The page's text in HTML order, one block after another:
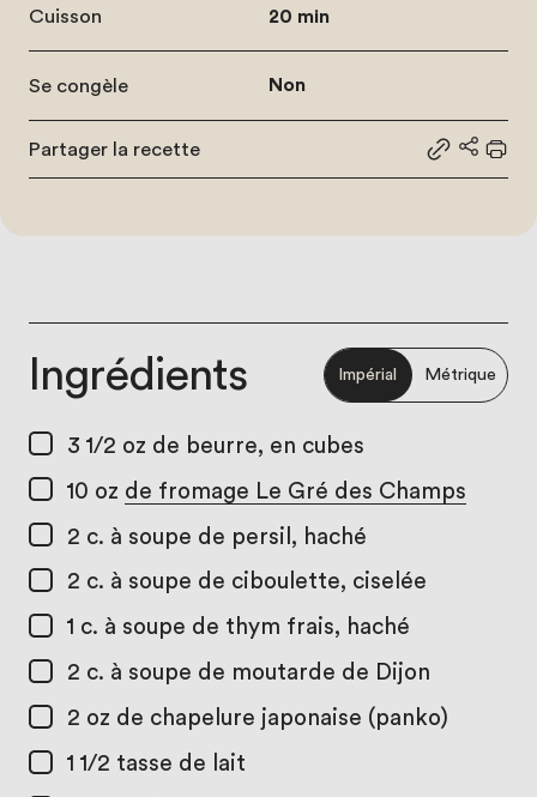
Cuisson 20 min
Se congèle Non
Partager la recette
Partager
Ingrédients Impérial Métrique
3 1/2 oz de beurre, en cubes
10 oz de fromage Le Gré des Champs
2 c. à soupe de persil, haché
2 c. à soupe de ciboulette, ciselée
1 c. à soupe de thym frais, haché
2 c. à soupe de moutarde de Dijon
2 oz de chapelure japonaise (panko)
1 1/2 tasse de lait